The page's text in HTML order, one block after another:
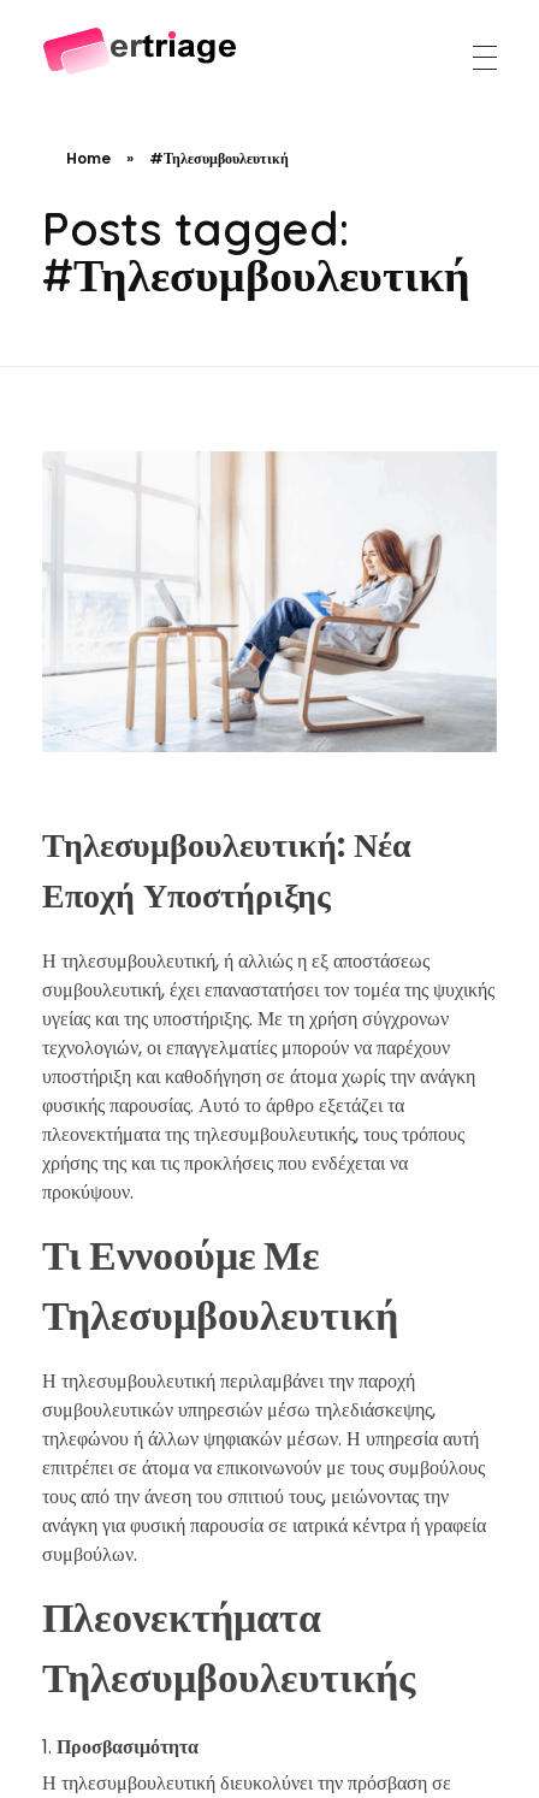
Home » #Τηλεσυμβουλευτική
Posts tagged:
#Τηλεσυμβουλευτική
Τηλεσυμβουλευτική: Νέα
Εποχή Υποστήριξης
Η τηλεσυμβουλευτική, ή αλλιώς η εξ αποστάσεως
συμβουλευτική, έχει επαναστατήσει τον τομέα της ψυχικής
υγείας και της υποστήριξης. Με τη χρήση σύγχρονων
τεχνολογιών, οι επαγγελματίες μπορούν να παρέχουν
υποστήριξη και καθοδήγηση σε άτομα χωρίς την ανάγκη
φυσικής παρουσίας. Αυτό το άρθρο εξετάζει τα
πλεονεκτήματα της τηλεσυμβουλευτικής, τους τρόπους
χρήσης της και τις προκλήσεις που ενδέχεται να
προκύψουν.
Τι Εννοούμε Με
Τηλεσυμβουλευτική
Η τηλεσυμβουλευτική περιλαμβάνει την παροχή
συμβουλευτικών υπηρεσιών μέσω τηλεδιάσκεψης,
τηλεφώνου ή άλλων ψηφιακών μέσων. Η υπηρεσία αυτή
επιτρέπει σε άτομα να επικοινωνούν με τους συμβούλους
τους από την άνεση του σπιτιού τους, μειώνοντας την
ανάγκη για φυσική παρουσία σε ιατρικά κέντρα ή γραφεία
συμβούλων.
Πλεονεκτήματα
Τηλεσυμβουλευτικής
Προσβασιμότητα
Η τηλεσυμβουλευτική διευκολύνει την πρόσβαση σε